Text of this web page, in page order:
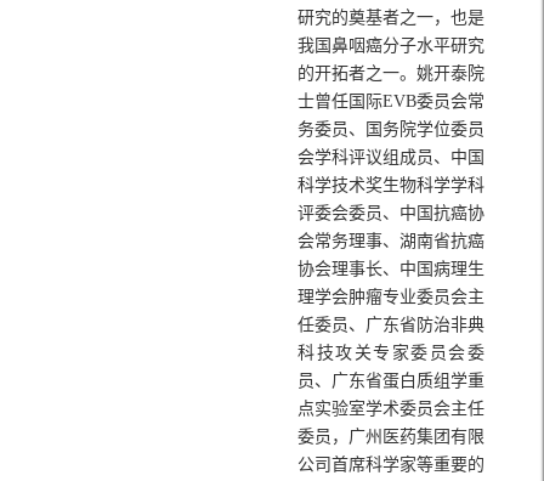
研究的奠基者之一，也是
我国鼻咽癌分子水平研究
的开拓者之一。姚开泰院
士曾任国际EVB委员会常
务委员、国务院学位委员
会学科评议组成员、中国
科学技术奖生物科学学科
评委会委员、中国抗癌协
会常务理事、湖南省抗癌
协会理事长、中国病理生
理学会肿瘤专业委员会主
任委员、广东省防治非典
科技攻关专家委员会委
员、广东省蛋白质组学重
点实验室学术委员会主任
委员，广州医药集团有限
公司首席科学家等重要的